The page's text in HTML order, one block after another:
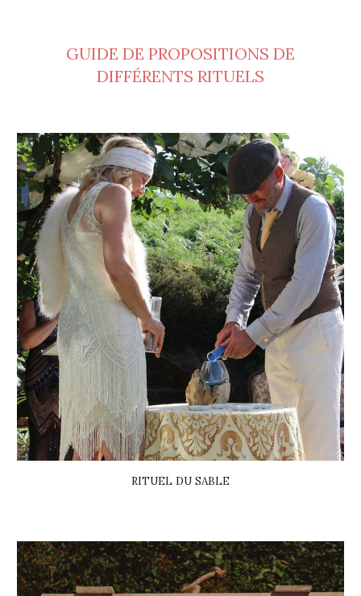
GUIDE DE PROPOSITIONS DE
DIFFÉRENTS RITUELS
RITUEL DU SABLE